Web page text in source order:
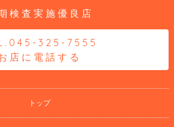
検査実施優良店
325-7555
店に電話する
トップ